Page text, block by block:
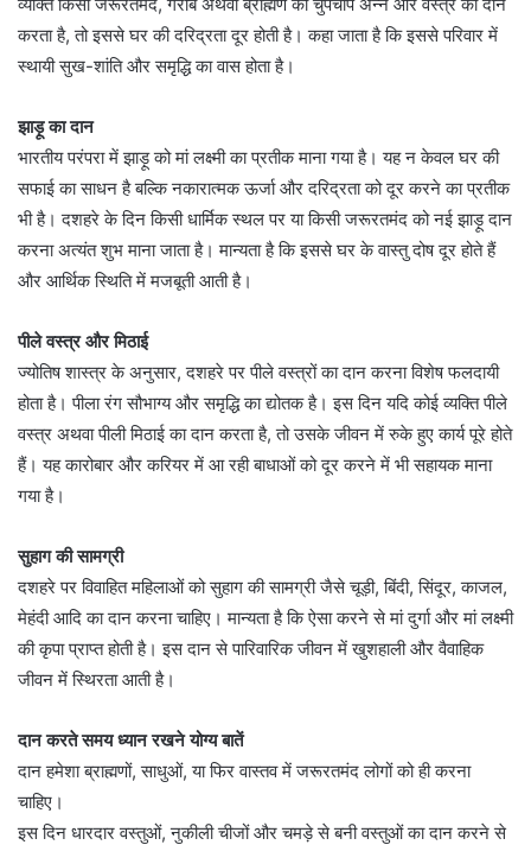
करता है, तो इससे घर की दरिद्रता दूर होती है। कहा जाता है कि इससे परिवार में
स्थायी सुख-शांति और समृद्धि का वास होता है।
झाड़ू का दान
भारतीय परंपरा में झाड़ू को मां लक्ष्मी का प्रतीक माना गया है। यह न केवल घर की
सफाई का साधन है बल्कि नकारात्मक ऊर्जा और दरिद्रता को दूर करने का प्रतीक
भी है। दशहरे के दिन किसी धार्मिक स्थल पर या किसी जरूरतमंद को नई झाड़ू दान
करना अत्यंत शुभ माना जाता है। मान्यता है कि इससे घर के वास्तु दोष दूर होते हैं
और आर्थिक स्थिति में मजबूती आती है।
पीले वस्त्र और मिठाई
ज्योतिष शास्त्र के अनुसार, दशहरे पर पीले वस्त्रों का दान करना विशेष फलदायी
होता है। पीला रंग सौभाग्य और समृद्धि का द्योतक है। इस दिन यदि कोई व्यक्ति पीले
वस्त्र अथवा पीली मिठाई का दान करता है, तो उसके जीवन में रुके हुए कार्य पूरे होते
हैं। यह कारोबार और करियर में आ रही बाधाओं को दूर करने में भी सहायक माना
गया है।
सुहाग की सामग्री
दशहरे पर विवाहित महिलाओं को सुहाग की सामग्री जैसे चूड़ी, बिंदी, सिंदूर, काजल,
मेहंदी आदि का दान करना चाहिए। मान्यता है कि ऐसा करने से मां दुर्गा और मां लक्ष्मी
की कृपा प्राप्त होती है। इस दान से पारिवारिक जीवन में खुशहाली और वैवाहिक
जीवन में स्थिरता आती है।
दान करते समय ध्यान रखने योग्य बातें
दान हमेशा ब्राह्मणों, साधुओं, या फिर वास्तव में जरूरतमंद लोगों को ही करना
चाहिए।
इस दिन धारदार वस्तुओं, नुकीली चीजों और चमड़े से बनी वस्तुओं का दान करने से